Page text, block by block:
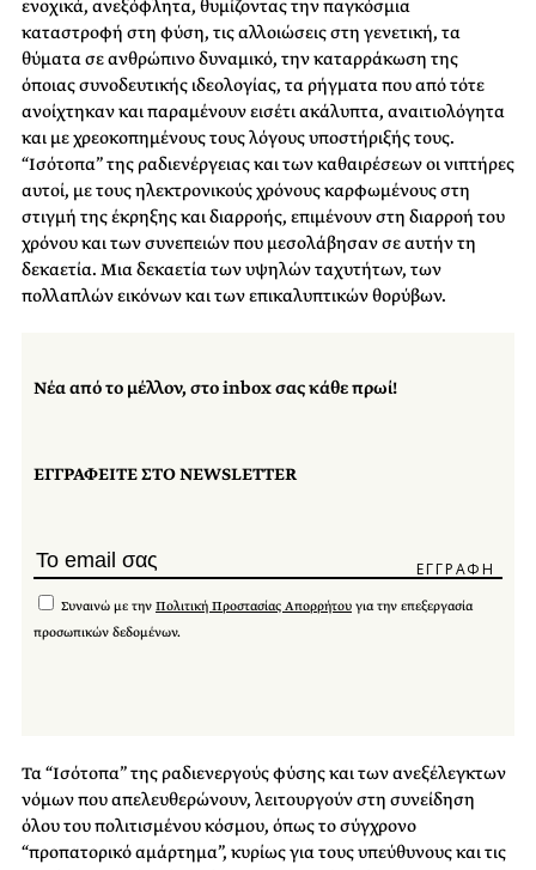
ενοχικά, ανεξόφλητα, θυμίζοντας την παγκόσμια
καταστροφή στη φύση, τις αλλοιώσεις στη γενετική, τα
θύματα σε ανθρώπινο δυναμικό, την καταρράκωση της
όποιας συνοδευτικής ιδεολογίας, τα ρήγματα που από τότε
ανοίχτηκαν και παραμένουν εισέτι ακάλυπτα, αναιτιολόγητα
και με χρεοκοπημένους τους λόγους υποστήριξής τους.
“Ισότοπα” της ραδιενέργειας και των καθαιρέσεων οι νιπτήρες
αυτοί, με τους ηλεκτρονικούς χρόνους καρφωμένους στη
στιγμή της έκρηξης και διαρροής, επιμένουν στη διαρροή του
χρόνου και των συνεπειών που μεσολάβησαν σε αυτήν τη
δεκαετία. Μια δεκαετία των υψηλών ταχυτήτων, των
πολλαπλών εικόνων και των επικαλυπτικών θορύβων.
Νέα από το μέλλον, στο inbox σας κάθε πρωί!
ΕΓΓΡΑΦΕΙΤΕ ΣΤΟ NEWSLETTER
Συναινώ με την Πολιτική Προστασίας Απορρήτου για την επεξεργασία
προσωπικών δεδομένων.
Τα “Ισότοπα” της ραδιενεργούς φύσης και των ανεξέλεγκτων
νόμων που απελευθερώνουν, λειτουργούν στη συνείδηση
όλου του πολιτισμένου κόσμου, όπως το σύγχρονο
“προπατορικό αμάρτημα”, κυρίως για τους υπεύθυνους και τις